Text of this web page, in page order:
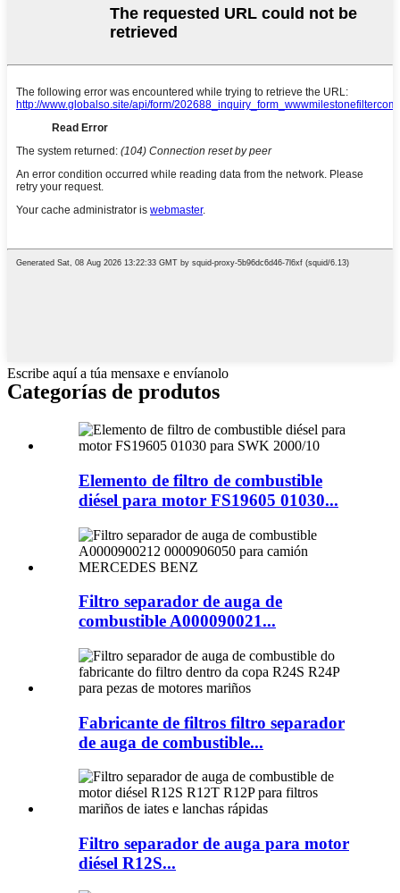
Escribe aquí a túa mensaxe e envíanolo
Categorías de produtos
Elemento de filtro de combustible
diésel para motor FS19605 01030...
Filtro separador de auga de
combustible A000090021...
Fabricante de filtros filtro separador
de auga de combustible...
Filtro separador de auga para motor
diésel R12S...